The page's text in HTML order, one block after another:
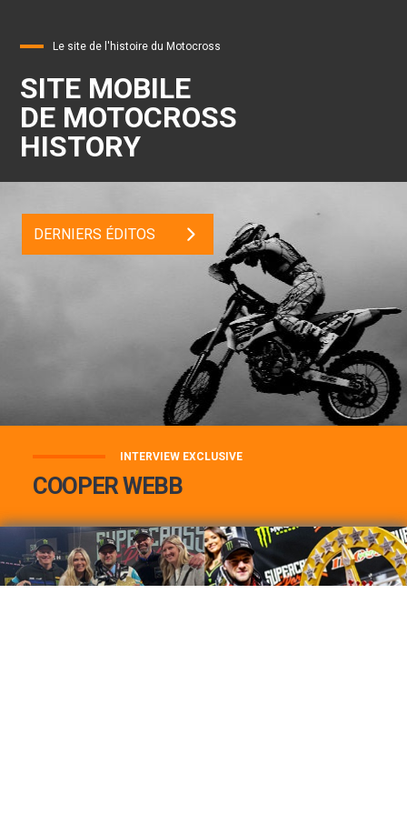
Le site de l'histoire du Motocross
SITE MOBILE
DE MOTOCROSS
HISTORY
DERNIERS ÉDITOS
INTERVIEW EXCLUSIVE
COOPER WEBB